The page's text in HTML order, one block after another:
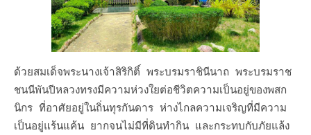
ด้วยสมเด็จพระนางเจ้าสิริกิติ์ พระบรมราชินีนาถ พระบรมราช
ชนนีพันปีหลวงทรงมีความห่วงใยต่อชีวิตความเป็นอยู่ของพสก
นิกร ที่อาศัยอยู่ในถิ่นทุรกันดาร ห่างไกลความเจริญที่มีความ
เป็นอยู่แร้นแค้น ยากจนไม่มีที่ดินทำกิน และกระทบกับภัยแล้ง